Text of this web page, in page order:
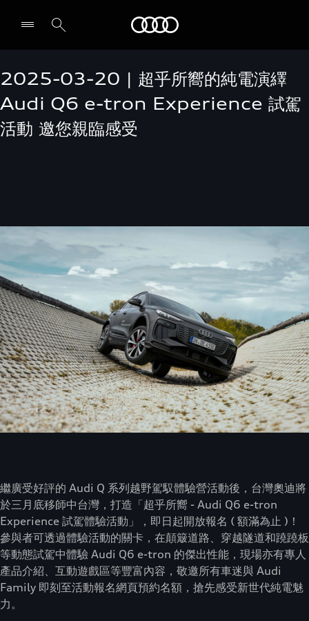
2025-03-20 | 超乎所嚮的純電演繹
Audi Q6 e-tron Experience 試駕
活動 邀您親臨感受
繼廣受好評的 Audi Q 系列越野駕馭體驗營活動後，台灣奧迪將
於三月底移師中台灣，打造「超乎所嚮 - Audi Q6 e-tron
Experience 試駕體驗活動」，即日起開放報名 ( 額滿為止 )！
參與者可透過體驗活動的關卡，在顛簸道路、穿越隧道和蹺蹺板
等動態試駕中體驗 Audi Q6 e-tron 的傑出性能，現場亦有專人
產品介紹、互動遊戲區等豐富內容，敬邀所有車迷與 Audi
Family 即刻至活動報名網頁預約名額，搶先感受新世代純電魅
力。